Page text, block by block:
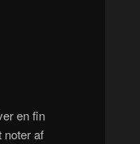
en fin
noter af